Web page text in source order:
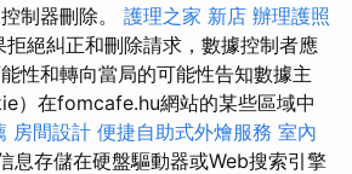
制器刪除。 護理之家 新店 辦理護照
拒絕糾正和刪除請求，數據控制者應
性和轉向當局的可能性告知數據主
）在fomcafe.hu網站的某些區域中
房間設計 便捷自助式外燴服務 室內
息存儲在硬盤驅動器或Web搜索引擎